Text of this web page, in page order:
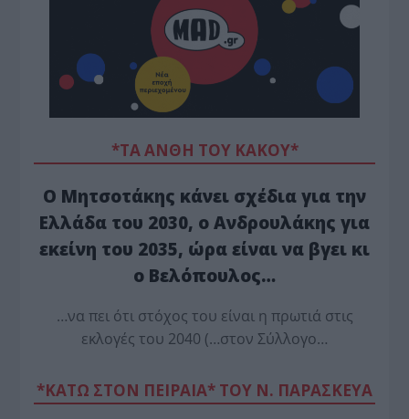
*ΤΑ ΆΝΘΗ ΤΟΥ ΚΑΚΟΎ*
Ο Μητσοτάκης κάνει σχέδια για την
Ελλάδα του 2030, ο Ανδρουλάκης για
εκείνη του 2035, ώρα είναι να βγει κι
ο Βελόπουλος…
…να πει ότι στόχος του είναι η πρωτιά στις
εκλογές του 2040 (…στον Σύλλογο…
*ΚΑΤΩ ΣΤΟΝ ΠΕΙΡΑΙΑ* ΤΟΥ Ν. ΠΑΡΑΣΚΕΥΑ